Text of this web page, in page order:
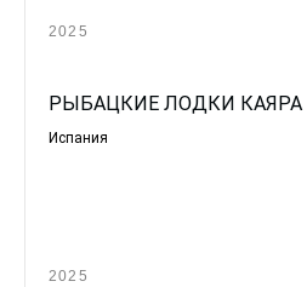
2025
РЫБАЦКИЕ ЛОДКИ КАЯРА
Испания
2025